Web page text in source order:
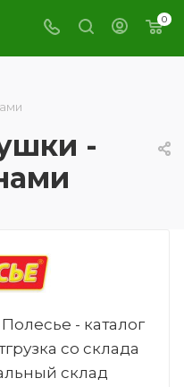
0
-
- каталог
со склада
склад